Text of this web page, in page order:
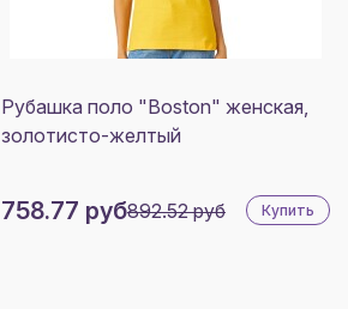
Рубашка поло "Boston" женская,
золотисто-желтый
758.77 руб892.52 руб Купить